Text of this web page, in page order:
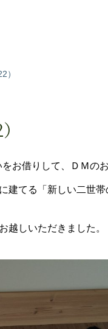
）
借りして、ＤＭの
建てる「新しい二世
越しいただきました。